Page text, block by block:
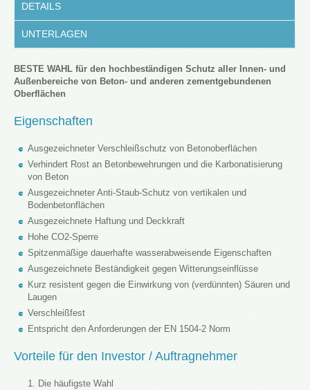
DETAILS
UNTERLAGEN
BESTE WAHL für den hochbeständigen Schutz aller Innen- und
Außenbereiche von Beton- und anderen zementgebundenen
Oberflächen
Eigenschaften
Ausgezeichneter Verschleißschutz von Betonoberflächen
Verhindert Rost an Betonbewehrungen und die Karbonatisierung
von Beton
Ausgezeichneter Anti-Staub-Schutz von vertikalen und
Bodenbetonflächen
Ausgezeichnete Haftung und Deckkraft
Hohe CO2-Sperre
Spitzenmäßige dauerhafte wasserabweisende Eigenschaften
Ausgezeichnete Beständigkeit gegen Witterungseinflüsse
Kurz resistent gegen die Einwirkung von (verdünnten) Säuren und
Laugen
Verschleißfest
Entspricht den Anforderungen der EN 1504-2 Norm
Vorteile für den Investor / Auftragnehmer
Die häufigste Wahl